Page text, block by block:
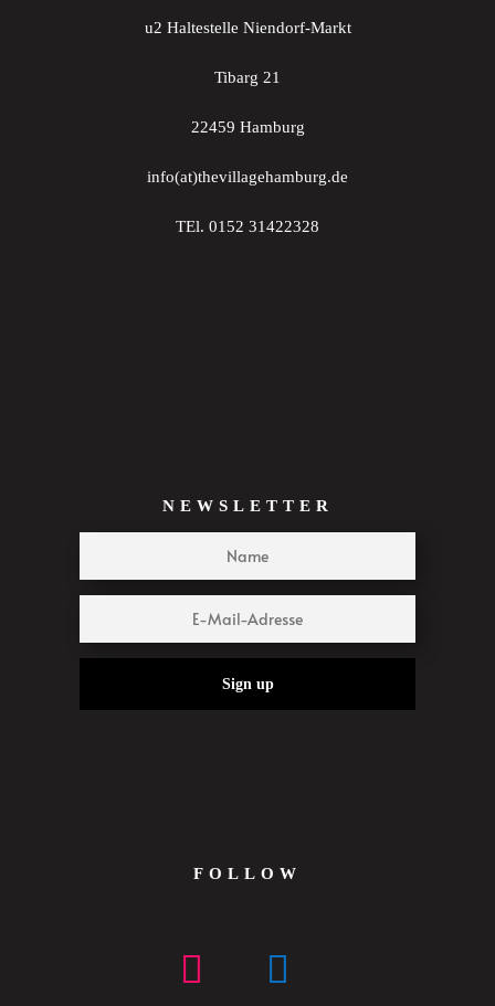
u2 Haltestelle Niendorf-Markt
Tibarg 21
22459 Hamburg
info(at)thevillagehamburg.de
TEl. 0152 31422328
NEWSLETTER
Sign up
FOLLOW